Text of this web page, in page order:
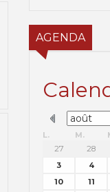
AGENDA
L. M.
27
28
3
4
10
11